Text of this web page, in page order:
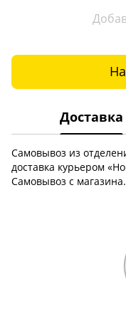
Доставка
Самовывоз из
доставка курьером
Самовывоз с магазина.